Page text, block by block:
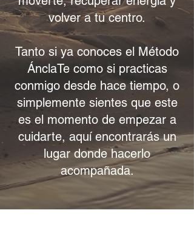
volver a tu centro.
Tanto si ya conoces el Método
ÁnclaTe como si practicas
conmigo desde hace tiempo, o
simplemente sientes que este
es el momento de empezar a
cuidarte, aquí encontrarás un
lugar donde hacerlo
acompañada.